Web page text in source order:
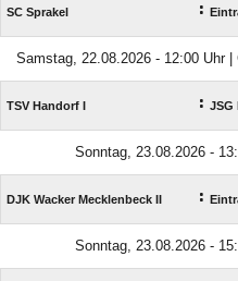
SC Sprakel :
Samstag, 22.08.2026 - 12:00 Uhr
TSV Handorf I : JSG
Sonntag, 23.08.2026 -
DJK Wacker Mecklenbeck II :
Sonntag, 23.08.2026 -